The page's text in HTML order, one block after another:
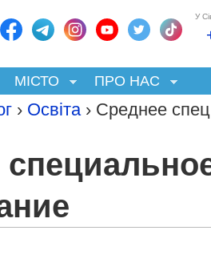
У
МІСТО ПРО НАС
› Освіта › Среднее